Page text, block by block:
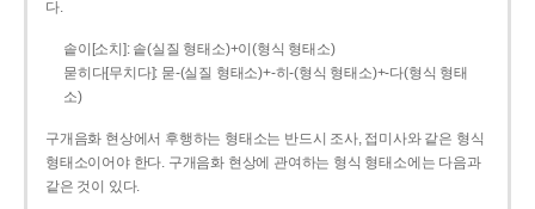
다.
솥이[소치]: 솥(실질 형태소)+이(형식 형태소)
묻히다[무치다]: 묻­-(실질 형태소)+­-히­-(형식 형태소)+-다(형식 형태
소)
구개음화 현상에서 후행하는 형태소는 반드시 조사, 접미사와 같은 형식
형태소이어야 한다. 구개음화 현상에 관여하는 형식 형태소에는 다음과
같은 것이 있다.